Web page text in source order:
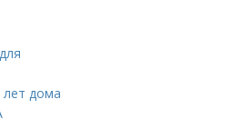
лет дома